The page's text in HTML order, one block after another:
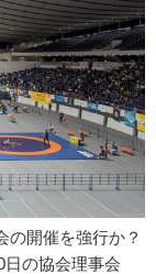
の開催を強行か？
日の協会理事会